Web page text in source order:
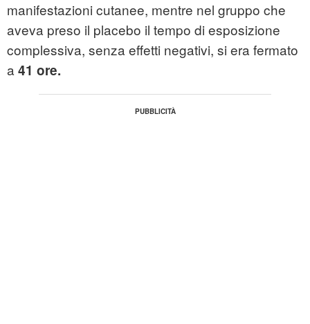
manifestazioni cutanee, mentre nel gruppo che
aveva preso il placebo il tempo di esposizione
complessiva, senza effetti negativi, si era fermato
a 41 ore.